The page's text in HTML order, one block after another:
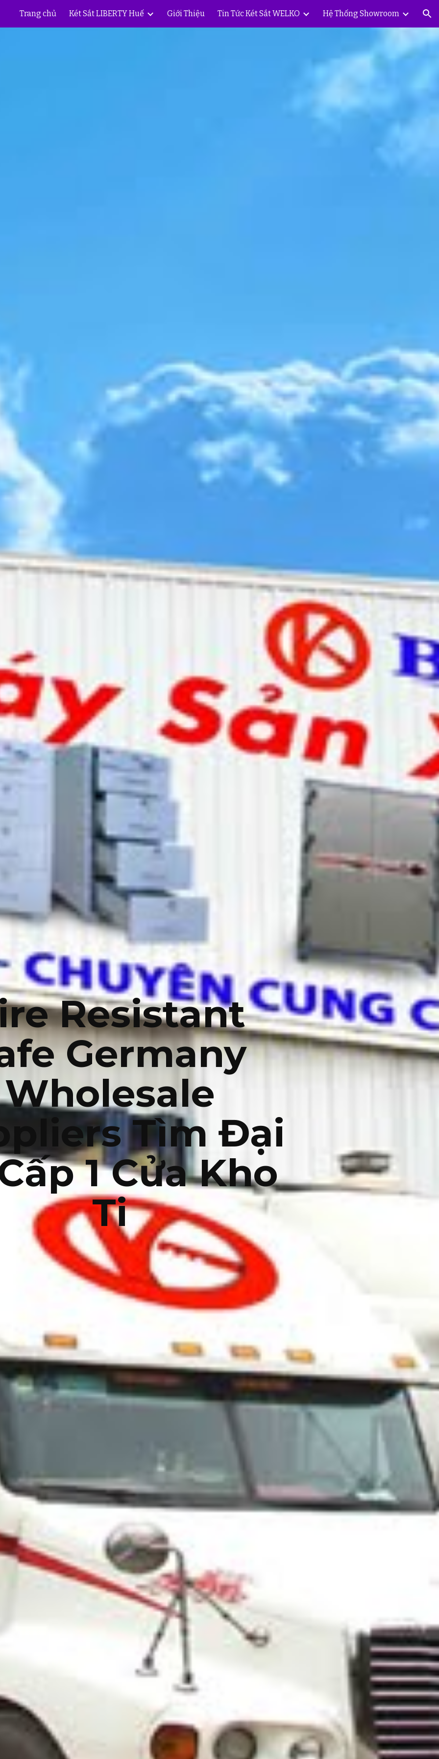
to main content Skip to navigation
Trang chủ Két Sắt LIBERTY Huế Giới Thiệu Tin Tức Két Sắt WELKO Hệ Thống Showroom
Resistant
Germany
Wholesale
Tìm Đại
1 Cửa Kho
Ti